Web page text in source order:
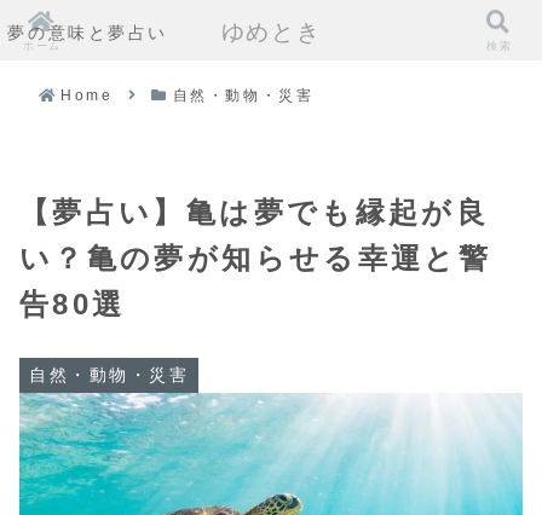
夢の意味と夢占い
Home 自然・動物・災害
【夢占い】亀は夢でも縁起が良
い？亀の夢が知らせる幸運と警
告80選
自然・動物・災害
ホーム ゆめとき 検索